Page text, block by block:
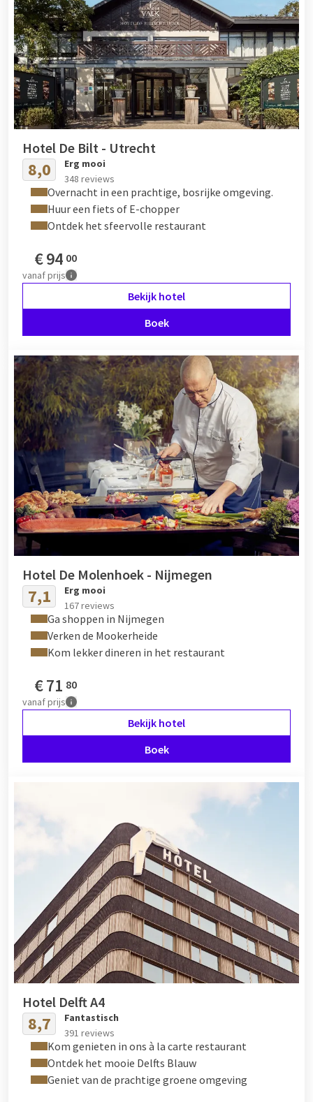
Hotel De Bilt - Utrecht
8,0
Erg mooi
348 reviews
Overnacht in een prachtige, bosrijke omgeving.
Huur een fiets of E-chopper
Ontdek het sfeervolle restaurant
€94 00
vanafprijs
Bekijk hotel
Boek
Hotel De Molenhoek - Nijmegen
7,1
Erg mooi
167 reviews
Ga shoppen in Nijmegen
Verken de Mookerheide
Kom lekker dineren in het restaurant
€71 80
vanafprijs
Bekijk hotel
Boek
Hotel Delft A4
8,7
Fantastisch
391 reviews
Kom genieten in ons à la carte restaurant
Ontdek het mooie Delfts Blauw
Geniet van de prachtige groene omgeving